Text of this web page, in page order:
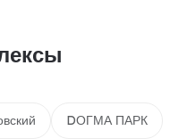
DОГМА ПАРК